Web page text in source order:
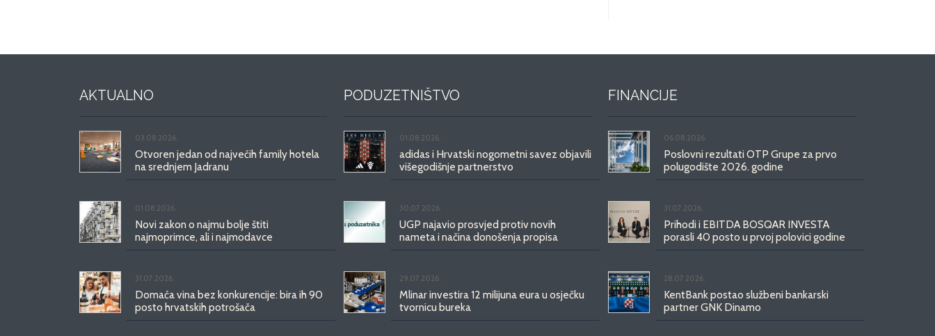
AKTUALNO
03.08.2026.
Otvoren jedan od najvećih family hotela
na srednjem Jadranu
01.08.2026.
Novi zakon o najmu bolje štiti
najmoprimce, ali i najmodavce
31.07.2026.
Domaća vina bez konkurencije: bira ih 90
posto hrvatskih potrošača
PODUZETNIŠTVO
01.08.2026.
adidas i Hrvatski nogometni savez objavili
višegodišnje partnerstvo
30.07.2026.
UGP najavio prosvjed protiv novih
nameta i načina donošenja propisa
29.07.2026.
Mlinar investira 12 milijuna eura u osječku
tvornicu bureka
FINANCIJE
06.08.2026.
Poslovni rezultati OTP Grupe za prvo
polugodište 2026. godine
31.07.2026.
Prihodi i EBITDA BOSQAR INVESTA
porasli 40 posto u prvoj polovici godine
28.07.2026.
KentBank postao službeni bankarski
partner GNK Dinamo